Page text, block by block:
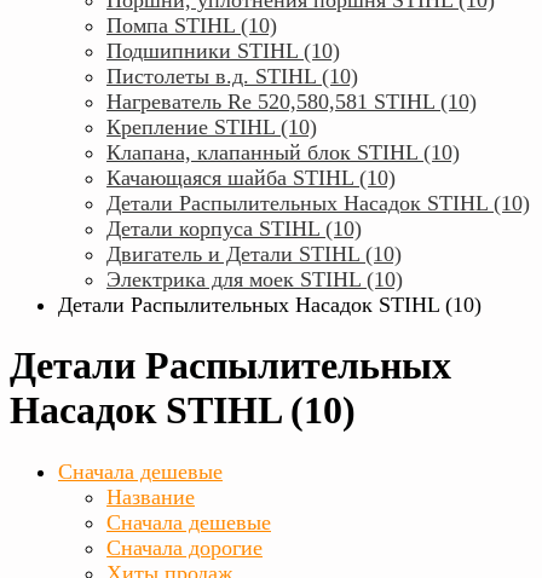
Помпа STIHL (10)
Подшипники STIHL (10)
Пистолеты в.д. STIHL (10)
Нагреватель Rе 520,580,581 STIHL (10)
Крепление STIHL (10)
Клапана, клапанный блок STIHL (10)
Качающаяся шайба STIHL (10)
Детали Распылительных Насадок STIHL (10)
Детали корпуса STIHL (10)
Двигатель и Детали STIHL (10)
Электрика для моек STIHL (10)
Детали Распылительных Насадок STIHL (10)
Детали Распылительных
Насадок STIHL (10)
Сначала дешевые
Название
Сначала дешевые
Сначала дорогие
Хиты продаж